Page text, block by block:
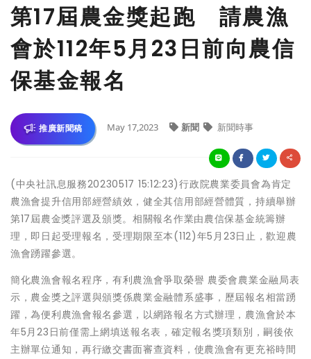
第17屆農金獎起跑 請農漁
會於112年5月23日前向農信
保基金報名
推廣新聞稿 May 17,2023 新聞 新聞時事
(中央社訊息服務20230517 15:12:23)行政院農業委員會為肯定
農漁會提升信用部經營績效，健全其信用部經營體質，持續舉辦
第17屆農金獎評選及頒獎。相關報名作業由農信保基金統籌辦
理，即日起受理報名，受理期限至本(112)年5月23日止，歡迎農
漁會踴躍參選。
簡化農漁會報名程序，有利農漁會爭取榮譽 農委會農業金融局表
示，農金獎之評選與頒獎係農業金融體系盛事，歷屆報名相當踴
躍，為便利農漁會報名參選，以網路報名方式辦理，農漁會於本
年5月23日前僅需上網填送報名表，確定報名獎項類別，嗣後依
主辦單位通知，再行繳交書面審查資料，使農漁會有更充裕時間